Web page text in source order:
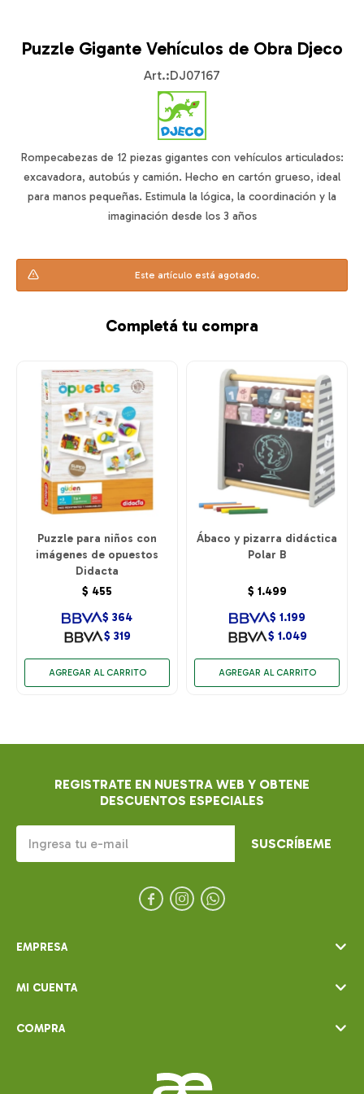
Puzzle Gigante Vehículos de Obra Djeco
DJ07167
Rompecabezas de 12 piezas gigantes con vehículos articulados:
excavadora, autobús y camión. Hecho en cartón grueso, ideal
para manos pequeñas. Estimula la lógica, la coordinación y la
imaginación desde los 3 años
Este artículo está agotado.
Completá tu compra
Puzzle para niños con
imágenes de opuestos
Didacta
$ 455
$ 319
$ 364
Ábaco y pizarra didáctica
Polar B
$ 1.499
$ 1.049
$ 1.199
EMPRESA
MI CUENTA
COMPRA
REGISTRATE EN NUESTRA WEB Y OBTENE
DESCUENTOS ESPECIALES
SUSCRÍBEME
  